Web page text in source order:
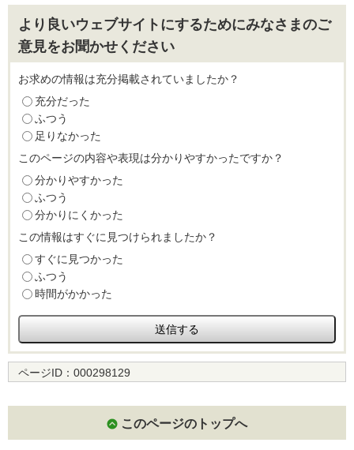
より良いウェブサイトにするためにみなさまのご
意見をお聞かせください
お求めの情報は充分掲載されていましたか？
充分だった
ふつう
足りなかった
このページの内容や表現は分かりやすかったですか？
分かりやすかった
ふつう
分かりにくかった
この情報はすぐに見つけられましたか？
すぐに見つかった
ふつう
時間がかかった
ページID： 000298129
このページのトップへ